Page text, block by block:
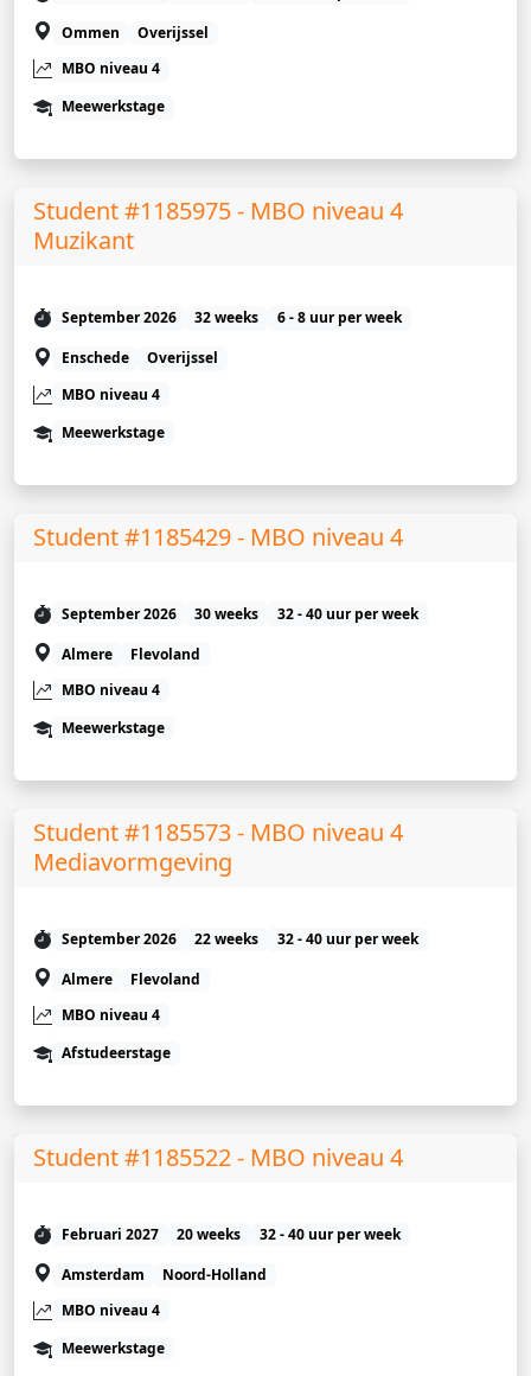
Ommen
Overijssel
MBO niveau 4
Meewerkstage
Student #1185975 - MBO niveau 4
Muzikant
September 2026 32 weeks
6 - 8 uur per week
Enschede
Overijssel
MBO niveau 4
Meewerkstage
Student #1185429 - MBO niveau 4
September 2026 30 weeks
32 - 40 uur per week
Almere
Flevoland
MBO niveau 4
Meewerkstage
Student #1185573 - MBO niveau 4
Mediavormgeving
September 2026 22 weeks
32 - 40 uur per week
Almere
Flevoland
MBO niveau 4
Afstudeerstage
Student #1185522 - MBO niveau 4
Februari 2027 20 weeks
32 - 40 uur per week
Amsterdam
Noord-Holland
MBO niveau 4
Meewerkstage